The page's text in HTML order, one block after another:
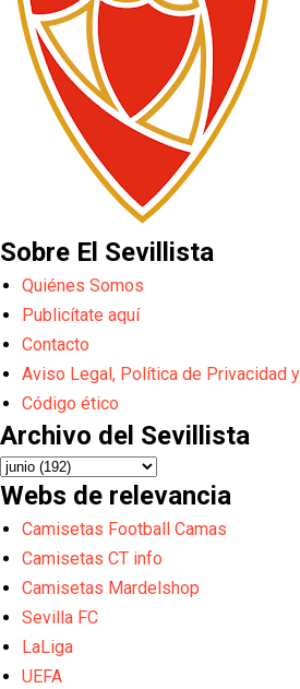
Sobre El Sevillista
Quiénes Somos
Publicítate aquí
Contacto
Aviso Legal, Política de Privacidad
Código ético
Archivo del Sevillista
Webs de relevancia
Camisetas Football Camas
Camisetas CT info
Camisetas Mardelshop
Sevilla FC
LaLiga
UEFA